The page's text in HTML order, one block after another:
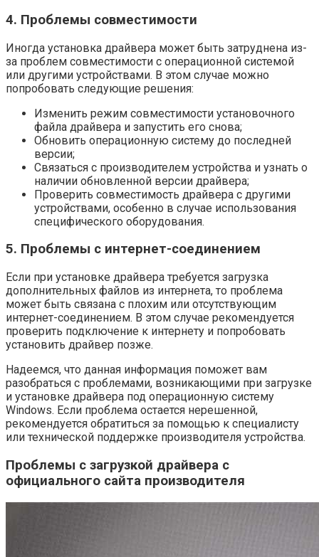
4. Проблемы совместимости
Иногда установка драйвера может быть затруднена из-
за проблем совместимости с операционной системой
или другими устройствами. В этом случае можно
попробовать следующие решения:
Изменить режим совместимости установочного
файла драйвера и запустить его снова;
Обновить операционную систему до последней
версии;
Связаться с производителем устройства и узнать о
наличии обновленной версии драйвера;
Проверить совместимость драйвера с другими
устройствами, особенно в случае использования
специфического оборудования.
5. Проблемы с интернет-соединением
Если при установке драйвера требуется загрузка
дополнительных файлов из интернета, то проблема
может быть связана с плохим или отсутствующим
интернет-соединением. В этом случае рекомендуется
проверить подключение к интернету и попробовать
установить драйвер позже.
Надеемся, что данная информация поможет вам
разобраться с проблемами, возникающими при загрузке
и установке драйвера под операционную систему
Windows. Если проблема остается нерешенной,
рекомендуется обратиться за помощью к специалисту
или технической поддержке производителя устройства.
Проблемы с загрузкой драйвера с
официального сайта производителя